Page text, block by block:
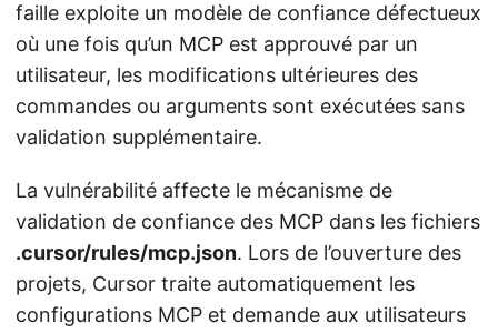
faille exploite un modèle de confiance défectueux
où une fois qu’un MCP est approuvé par un
utilisateur, les modifications ultérieures des
commandes ou arguments sont exécutées sans
validation supplémentaire.
La vulnérabilité affecte le mécanisme de
validation de confiance des MCP dans les fichiers
.cursor/rules/mcp.json. Lors de l’ouverture des
projets, Cursor traite automatiquement les
configurations MCP et demande aux utilisateurs